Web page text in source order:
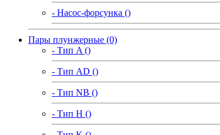
- Насос-форсунка ()
Пары плунжерные (0)
- Тип A ()
- Тип AD ()
- Тип NB ()
- Тип H ()